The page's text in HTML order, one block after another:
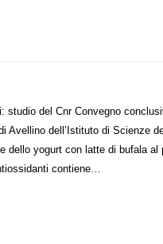
studio del Cnr Convegno
Avellino dell’Istituto di Scienze
dello yogurt con latte di bufala al
contiene…